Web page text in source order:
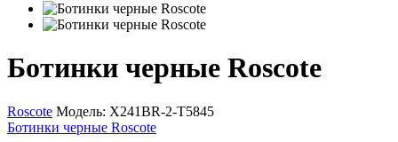
Ботинки черные Roscote
Roscote Модель: X241BR-2-T5845
Ботинки черные Roscote